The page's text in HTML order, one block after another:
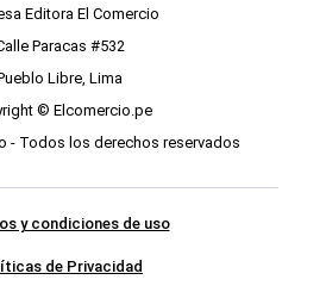
Editora El Comercio
Paracas #532
Libre, Lima
© Elcomercio.pe
- Todos los derechos reservados
y condiciones de uso
de Privacidad